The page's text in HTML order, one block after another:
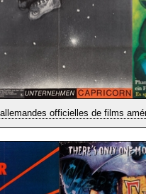
officielles de films